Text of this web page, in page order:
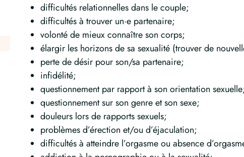
difficultés relationnelles dans le couple;
difficultés à trouver un·e partenaire;
volonté de mieux connaître son corps;
élargir les horizons de sa sexualité (trouver de
perte de désir pour son/sa partenaire;
infidélité;
questionnement par rapport à son orientation
questionnement sur son genre et son sexe;
douleurs lors de rapports sexuels;
problèmes d’érection et/ou d’éjaculation;
difficultés à atteindre l’orgasme ou absence